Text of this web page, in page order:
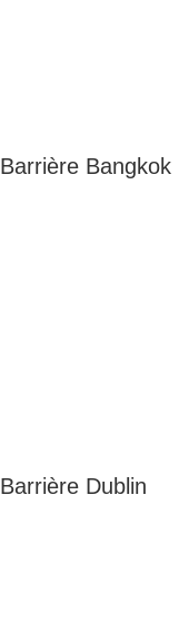
Barrière Bangkok
Barrière Dublin